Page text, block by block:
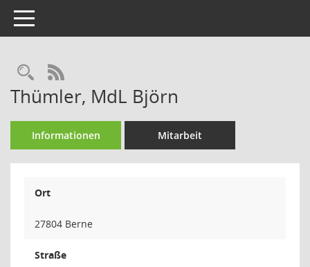
Toggle navigation
Rechercheauswahl
RSS-Feed
Thümler, MdL Björn
Informationen Mitarbeit
Ort
27804 Berne
Straße